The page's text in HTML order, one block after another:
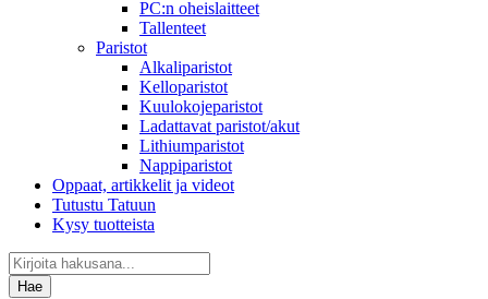
PC:n oheislaitteet
Tallenteet
Paristot
Alkaliparistot
Kelloparistot
Kuulokojeparistot
Ladattavat paristot/akut
Lithiumparistot
Nappiparistot
Oppaat, artikkelit ja videot
Tutustu Tatuun
Kysy tuotteista
Hae